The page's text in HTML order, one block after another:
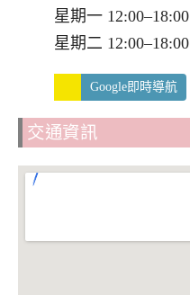
星期一 12:00–18:00
星期二 12:00–18:00
Google即時導航
交通資訊